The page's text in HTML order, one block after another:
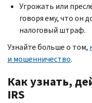
Угрожать или
говоря ему, что он
налоговый штраф.
Узнайте больше о том,
и мошенничество.
Как узнать,
IRS